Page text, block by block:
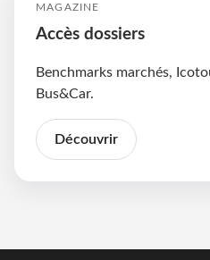
MAGAZINE
Accès dossiers
Benchmarks marchés,
Bus&Car.
Découvrir